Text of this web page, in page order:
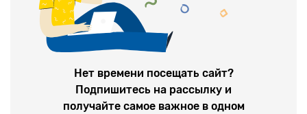
Нет времени посещать сайт?
Подпишитесь на рассылку и
получайте самое важное в одном